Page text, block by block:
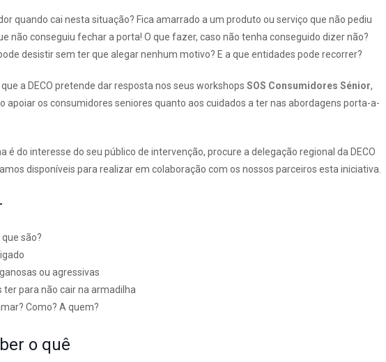
quando cai nesta situação? Fica amarrado a um produto ou serviço que não pediu
não conseguiu fechar a porta! O que fazer, caso não tenha conseguido dizer não?
desistir sem ter que alegar nenhum motivo? E a que entidades pode recorrer?
a DECO pretende dar resposta nos seus workshops SOS Consumidores Sénior,
apoiar os consumidores seniores quanto aos cuidados a ter nas abordagens porta-a-
é do interesse do seu público de intervenção, procure a delegação regional da DECO
disponíveis para realizar em colaboração com os nossos parceiros esta iniciativa.
são?
ou agressivas
ter para não cair na armadilha
Como? A quem?
o quê